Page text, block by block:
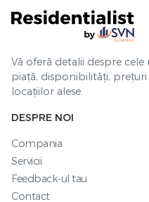
Vă oferă detalii despre
piață, disponibilități,
locațiilor alese.
DESPRE NOI
Compania
Servicii
Feedback-ul tau
Contact